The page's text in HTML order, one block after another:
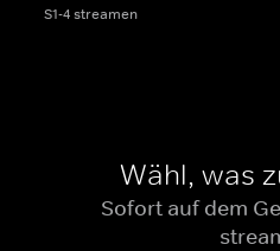
S1-4 streamen
Wähl, was
Sofort auf dem